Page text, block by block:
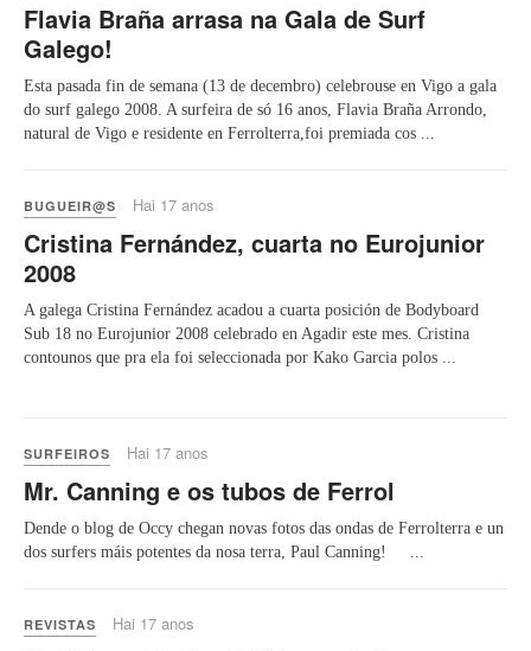
Flavia Braña arrasa na Gala de Surf
Galego!
Esta pasada fin de semana (13 de decembro) celebrouse en Vigo a gala
do surf galego 2008. A surfeira de só 16 anos, Flavia Braña Arrondo,
natural de Vigo e residente en Ferrolterra,foi premiada cos ...
BUGUEIR@S Hai 17 anos
Cristina Fernández, cuarta no Eurojunior
2008
A galega Cristina Fernández acadou a cuarta posición de Bodyboard
Sub 18 no Eurojunior 2008 celebrado en Agadir este mes. Cristina
contounos que pra ela foi seleccionada por Kako Garcia polos ...
SURFEIROS Hai 17 anos
Mr. Canning e os tubos de Ferrol
Dende o blog de Occy chegan novas fotos das ondas de Ferrolterra e un
dos surfers máis potentes da nosa terra, Paul Canning! ...
REVISTAS Hai 17 anos